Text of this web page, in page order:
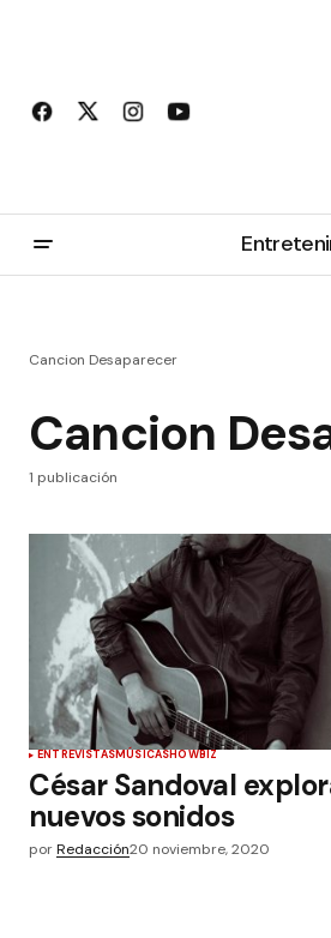
Cancion Desaparecer
Cancion
1 publicación
ENTREVISTASMÚSICASHOWBIZ
César Sandoval
nuevos sonidos
porRedacción20 noviembre, 2020